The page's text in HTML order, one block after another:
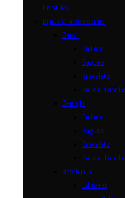
Pendules
Bijoux & accessoires
Blush
Colliers
Bagues
Bracelets
Boucle d’oreille
Georgini
Colliers
Bagues
Bracelets
Boucle d’oreille
Nos bijoux
14 carat